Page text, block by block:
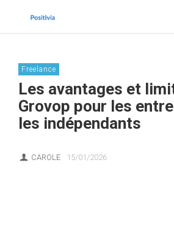
Freelance
Les avantages et
Grovop pour les
les indépendants
CAROLE 15/01/2026